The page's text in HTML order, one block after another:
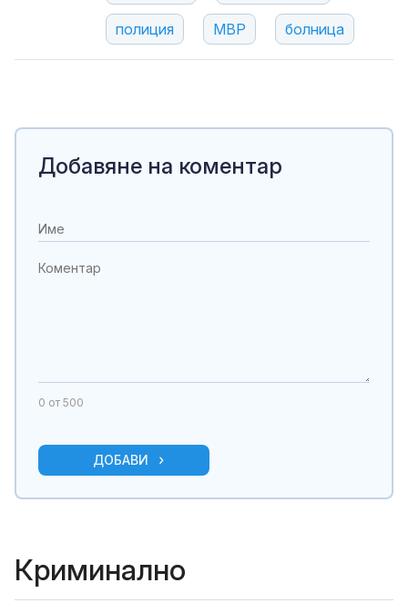
полиция МВР болница
Добавяне на коментар
0 от 500
ДОБАВИ
Криминално